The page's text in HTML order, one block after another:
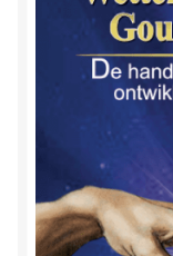
Mindfulness en
Narcisme
Nieuw boek
in woord en beeld
Priesteressen